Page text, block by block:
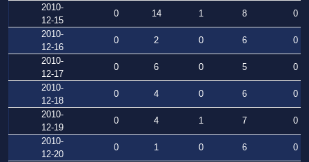
2010-
12-15
0 14 1 8
0
2010-
12-16
0 2 0 6
0
2010-
12-17
0 6 0 5
0
2010-
12-18
0 4 0 6
0
2010-
12-19
0 4 1 7
0
2010-
12-20
0 1 0 6
0